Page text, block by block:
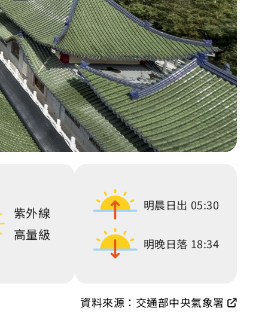
紫外線
高量級
明晨日出 05:30
明晚日落 18:34
資料來源：交通部中央氣象署